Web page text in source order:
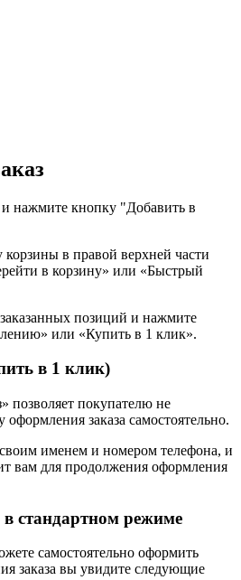
нажмите кнопку "Добавить в
в правой верхней части
в корзину» или «Быстрый
позиций и нажмите
или «Купить в 1 клик».
в 1 клик)
позволяет покупателю не
заказа самостоятельно.
именем и номером телефона, и
вам для продолжения оформления
стандартном режиме
самостоятельно оформить
заказа вы увидите следующие